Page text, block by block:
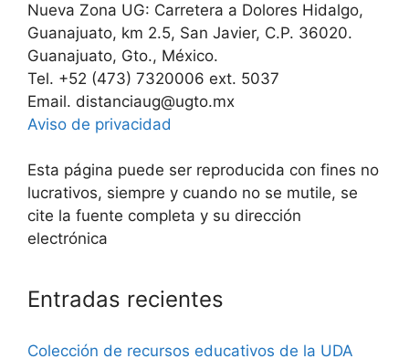
Nueva Zona UG: Carretera a Dolores Hidalgo,
Guanajuato, km 2.5, San Javier, C.P. 36020.
Guanajuato, Gto., México.
Tel. +52 (473) 7320006 ext. 5037
Email. distanciaug@ugto.mx
Aviso de privacidad
Esta página puede ser reproducida con fines no
lucrativos, siempre y cuando no se mutile, se
cite la fuente completa y su dirección
electrónica
Entradas recientes
Colección de recursos educativos de la UDA